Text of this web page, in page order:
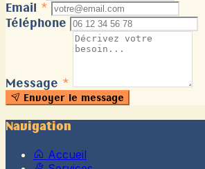
Email *
Téléphone
Message *
Envoyer le message
Navigation
Accueil